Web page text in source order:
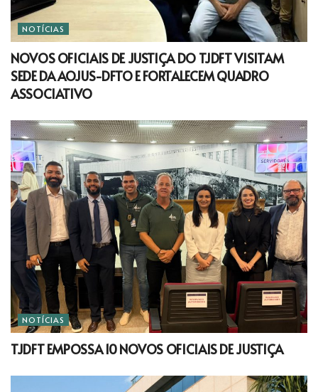
NOTÍCIAS
NOVOS OFICIAIS DE JUSTIÇA DO TJDFT VISITAM
SEDE DA AOJUS-DFTO E FORTALECEM QUADRO
ASSOCIATIVO
NOTÍCIAS
TJDFT EMPOSSA 10 NOVOS OFICIAIS DE JUSTIÇA